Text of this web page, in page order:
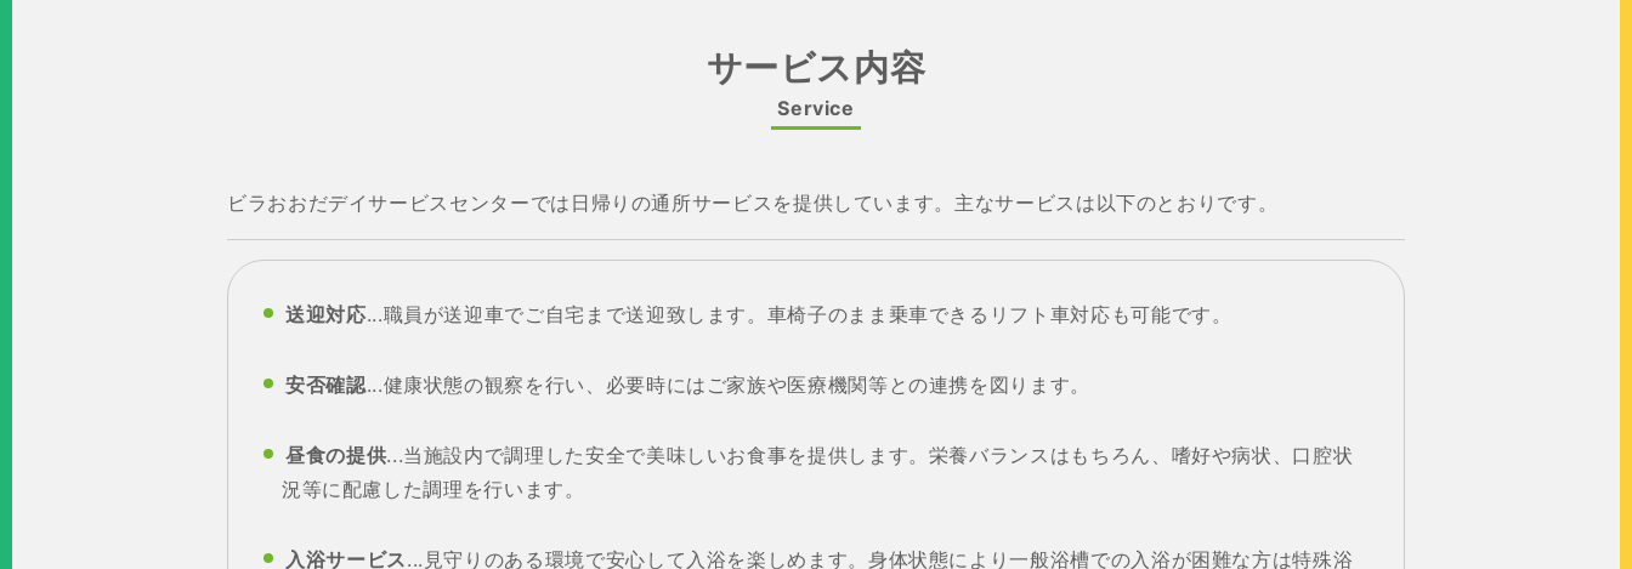
サービス内容
Service
ビラおおだデイサービスセンターでは日帰りの通所サービスを提供しています。主なサービスは以下のとおりです。
送迎対応...職員が送迎車でご自宅まで送迎致します。車椅子のまま乗車できるリフト車対応も可能です。
安否確認...健康状態の観察を行い、必要時にはご家族や医療機関等との連携を図ります。
昼食の提供...当施設内で調理した安全で美味しいお食事を提供します。栄養バランスはもちろん、嗜好や病状、口腔状
況等に配慮した調理を行います。
入浴サービス ...見守りのある環境で安心して入浴を楽しめます。身体状態により一般浴槽での入浴が困難な方は特殊浴